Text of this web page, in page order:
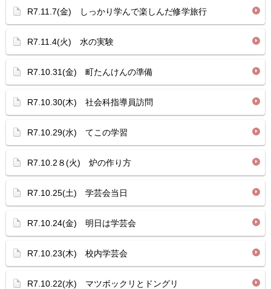
R7.11.7(金) しっかり学んで楽しんだ修学旅行
R7.11.4(火) 水の実験
R7.10.31(金) 町たんけんの準備
R7.10.30(木) 社会科指導員訪問
R7.10.29(水) てこの学習
R7.10.2８(火) 炉の作り方
R7.10.25(土) 学芸会当日
R7.10.24(金) 明日は学芸会
R7.10.23(木) 校内学芸会
R7.10.22(水) マツボックリとドングリ